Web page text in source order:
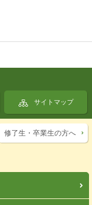
サイトマップ
修了生・卒業生の方へ